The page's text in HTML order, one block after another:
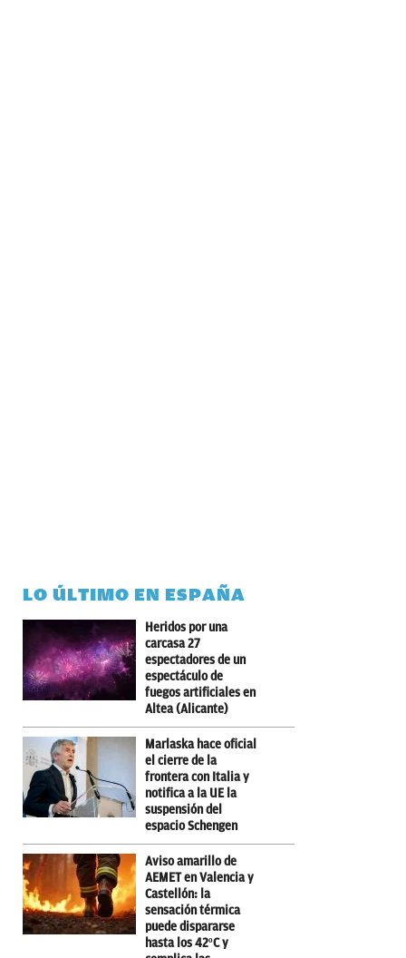
LO ÚLTIMO EN ESPAÑA
Heridos por una
carcasa 27
espectadores de un
espectáculo de
fuegos artificiales en
Altea (Alicante)
Marlaska hace oficial
el cierre de la
frontera con Italia y
notifica a la UE la
suspensión del
espacio Schengen
Aviso amarillo de
AEMET en Valencia y
Castellón: la
sensación térmica
puede dispararse
hasta los 42ºC y